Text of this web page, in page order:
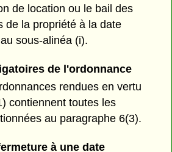
de location ou le bail des
de la propriété à la date
sous-alinéa (i).
de l'ordonnance
rendues en vertu
contiennent toutes les
au paragraphe 6(3).
à une date